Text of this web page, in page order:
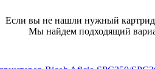
Если вы не нашли нужный
Мы найдем подходящий